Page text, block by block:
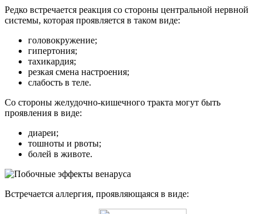
Редко встречается реакция со стороны центральной нервной
системы, которая проявляется в таком виде:
головокружение;
гипертония;
тахикардия;
резкая смена настроения;
слабость в теле.
Со стороны желудочно-кишечного тракта могут быть
проявления в виде:
диареи;
тошноты и рвоты;
болей в животе.
Встречается аллергия, проявляющаяся в виде: